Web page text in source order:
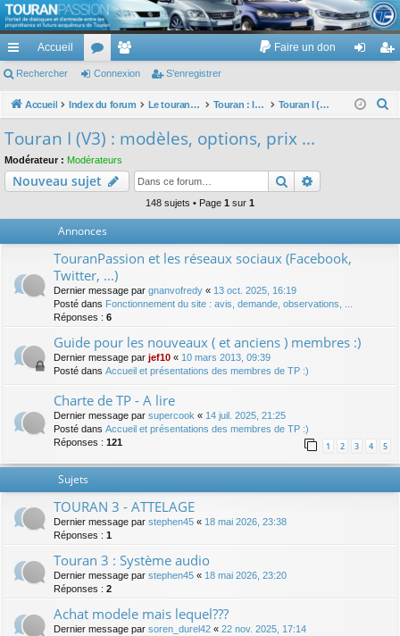
TouranPassion
Le forum des propriétaires ou futurs acquéreurs du Volkswagen Touran
cc
ès
pi
de
Accueil
or
u
e
m
Faire un don
ne nr
Rechercher Connexion S’enregistrer
Accueil Index du forum Le touran dans ses versions I (V1 V2 V3) et II ... Touran : les modèles, les prix, les achats, les options, ... Touran I (V3) : modèles, options, prix ...
c
Touran I (V3) : modèles, options, prix ...
Modérateur : Modérateurs
Nouveau sujet Rechercher
148 sujets • Page 1 sur 1
Annonces
TouranPassion et les réseaux sociaux (Facebook,
Twitter, ...)
Dernier message par gnanvofredy « 13 oct. 2025, 16:19
Posté dans Fonctionnement du site : avis, demande, observations, ...
Réponses : 6
Guide pour les nouveaux ( et anciens ) membres :)
Dernier message par jef10 « 10 mars 2013, 09:39
Posté dans Accueil et présentations des membres de TP :)
Charte de TP - A lire
Dernier message par supercook « 14 juil. 2025, 21:25
Posté dans Accueil et présentations des membres de TP :)
Réponses : 121 1 2 3 4 5
Sujets
TOURAN 3 - ATTELAGE
Dernier message par stephen45 « 18 mai 2026, 23:38
Réponses : 1
Touran 3 : Système audio
Dernier message par stephen45 « 18 mai 2026, 23:20
Réponses : 2
Achat modele mais lequel???
Dernier message par soren_durel42 « 22 nov. 2025, 17:14